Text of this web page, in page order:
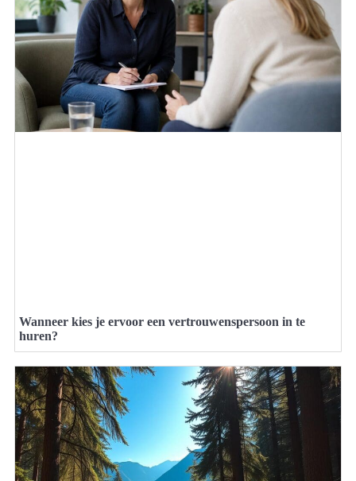
Wanneer kies je ervoor een vertrouwenspersoon in te
huren?